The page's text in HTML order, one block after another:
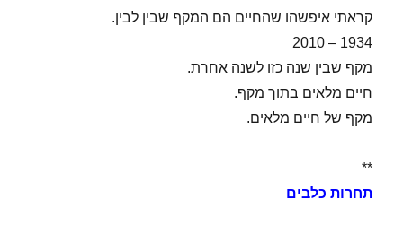
קראתי איפשהו שהחיים הם המקף שבין לבין.
1934 – 2010
מקף שבין שנה כזו לשנה אחרת.
חיים מלאים בתוך מקף.
מקף של חיים מלאים.
**
תחרות כלבים